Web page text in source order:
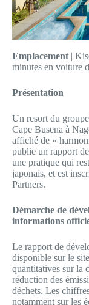
Emplacement |
minutes en voiture
Présentation
Un resort du
Cape Busena à
affiché de «
publie un rapport
une pratique qui
japonais, et est
Partners.
Démarche de
informations
Le rapport de
disponible sur le
quantitatives sur la
réduction des
déchets. Les
notamment sur les